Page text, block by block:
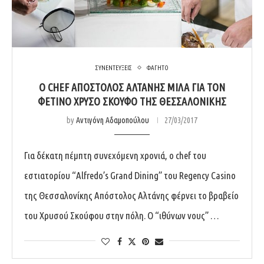
ΣΥΝΕΝΤΕΥΞΕΙΣ ΦΑΓΗΤΟ
Ο CHEF ΑΠΌΣΤΟΛΟΣ ΑΛΤΆΝΗΣ ΜΙΛΆ ΓΙΑ ΤΟΝ
ΦΕΤΙΝΌ ΧΡΥΣΌ ΣΚΟΎΦΟ ΤΗΣ ΘΕΣΣΑΛΟΝΊΚΗΣ
byΑντιγόνη Αδαμοπούλου 27/03/2017
Για δέκατη πέμπτη συνεχόμενη χρονιά, ο chef του
εστιατορίου “Alfredo’s Grand Dining” του Regency Casino
της Θεσσαλονίκης Απόστολος Αλτάνης φέρνει το βραβείο
του Χρυσού Σκούφου στην πόλη. Ο “ιθύνων νους” …